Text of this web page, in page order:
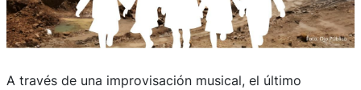
A través de una improvisación musical, el último